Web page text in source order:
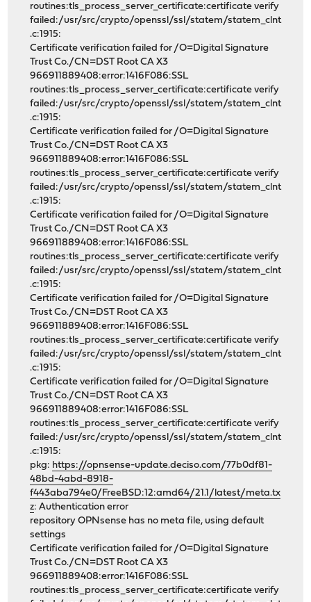
routines:tls_process_server_certificate:certificate verify
failed:/usr/src/crypto/openssl/ssl/statem/statem_clnt
.c:1915:
Certificate verification failed for /O=Digital Signature
Trust Co./CN=DST Root CA X3
966911889408:error:1416F086:SSL
routines:tls_process_server_certificate:certificate verify
failed:/usr/src/crypto/openssl/ssl/statem/statem_clnt
.c:1915:
Certificate verification failed for /O=Digital Signature
Trust Co./CN=DST Root CA X3
966911889408:error:1416F086:SSL
routines:tls_process_server_certificate:certificate verify
failed:/usr/src/crypto/openssl/ssl/statem/statem_clnt
.c:1915:
Certificate verification failed for /O=Digital Signature
Trust Co./CN=DST Root CA X3
966911889408:error:1416F086:SSL
routines:tls_process_server_certificate:certificate verify
failed:/usr/src/crypto/openssl/ssl/statem/statem_clnt
.c:1915:
Certificate verification failed for /O=Digital Signature
Trust Co./CN=DST Root CA X3
966911889408:error:1416F086:SSL
routines:tls_process_server_certificate:certificate verify
failed:/usr/src/crypto/openssl/ssl/statem/statem_clnt
.c:1915:
Certificate verification failed for /O=Digital Signature
Trust Co./CN=DST Root CA X3
966911889408:error:1416F086:SSL
routines:tls_process_server_certificate:certificate verify
failed:/usr/src/crypto/openssl/ssl/statem/statem_clnt
.c:1915:
pkg: https://opnsense-update.deciso.com/77b0df81-
48bd-4abd-8918-
f443aba794e0/FreeBSD:12:amd64/21.1/latest/meta.tx
z: Authentication error
repository OPNsense has no meta file, using default
settings
Certificate verification failed for /O=Digital Signature
Trust Co./CN=DST Root CA X3
966911889408:error:1416F086:SSL
routines:tls_process_server_certificate:certificate verify